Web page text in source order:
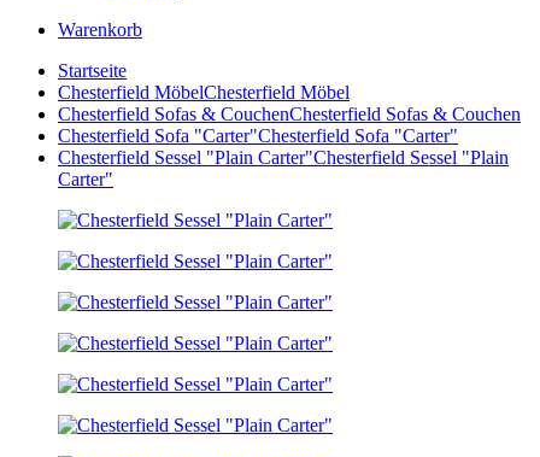
Warenkorb
Startseite
Chesterfield MöbelChesterfield Möbel
Chesterfield Sofas & CouchenChesterfield Sofas & Couchen
Chesterfield Sofa "Carter"Chesterfield Sofa "Carter"
Chesterfield Sessel "Plain Carter"Chesterfield Sessel "Plain
Carter"